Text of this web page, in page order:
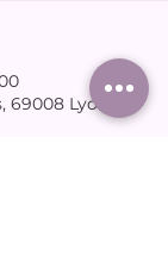
Lyon,